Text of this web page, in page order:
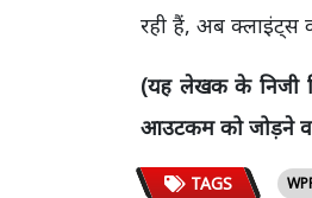
रही हैं, अब क्लाइंट्स
(यह लेखक के निजी
आउटकम को जोड़ने
TAGS